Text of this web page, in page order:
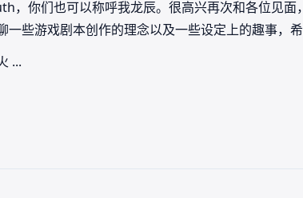
，你们也可以称呼我龙辰。很高兴再次和各位见
些游戏剧本创作的理念以及一些设定上的趣事，希
...